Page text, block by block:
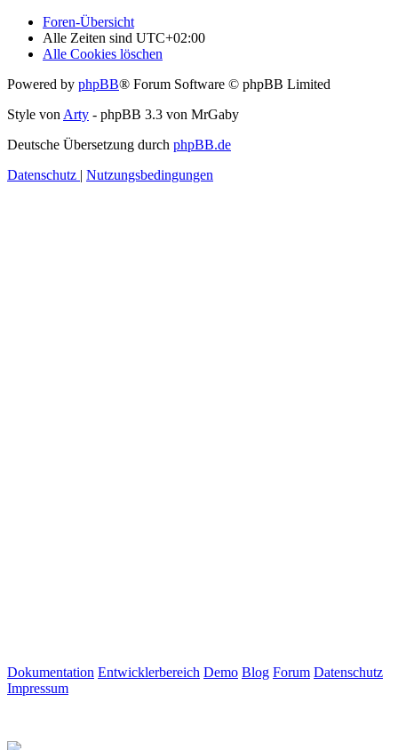
Foren-Übersicht
Alle Zeiten sind UTC+02:00
Alle Cookies löschen
Powered by phpBB® Forum Software © phpBB Limited
Style von Arty - phpBB 3.3 von MrGaby
Deutsche Übersetzung durch phpBB.de
Datenschutz | Nutzungsbedingungen
Dokumentation Entwicklerbereich Demo Blog Forum Datenschutz
Impressum